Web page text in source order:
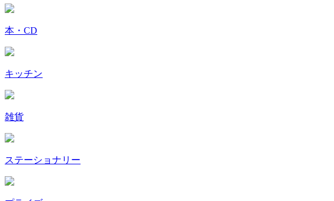
本・CD
キッチン
雑貨
ステーショナリー